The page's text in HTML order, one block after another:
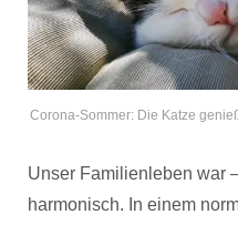
Corona-Sommer: Die Katze
Unser Familienleben war
harmonisch. In einem